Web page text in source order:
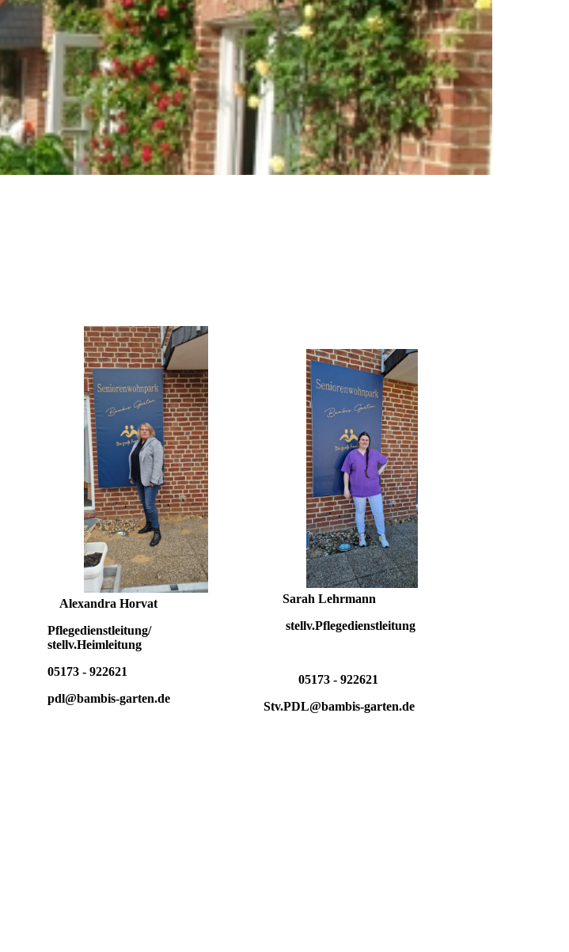
Alexandra Horvat
Pflegedienstleitung/
stellv.Heimleitung
05173 - 922621
pdl@bambis-garten.de
Sarah Lehrmann
stellv.Pflegedienstleitung
05173 - 922621
Stv.PDL@bambis-garten.de